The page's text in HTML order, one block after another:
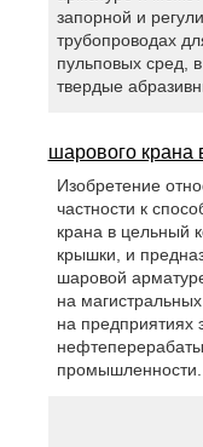
запорной и
трубопроводах
пульповых сред,
твердые
шарового крана
Изобретение
частности к
крана в цельный
крышки, и
шаровой
на
на предприятиях
промышленности.